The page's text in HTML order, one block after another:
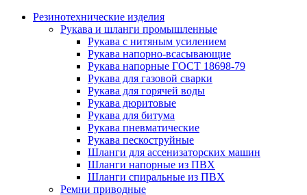
Резинотехнические изделия
Рукава и шланги промышленные
Рукава с нитяным усилением
Рукава напорно-всасывающие
Рукава напорные ГОСТ 18698-79
Рукава для газовой сварки
Рукава для горячей воды
Рукава дюритовые
Рукава для битума
Рукава пневматические
Рукава пескоструйные
Шланги для ассенизаторских машин
Шланги напорные из ПВХ
Шланги спиральные из ПВХ
Ремни приводные